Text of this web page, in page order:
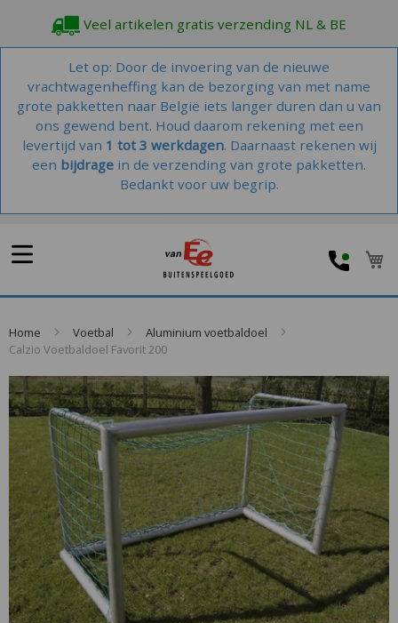
Veel artikelen gratis verzending NL & BE
Let op: Door de invoering van de nieuwe
vrachtwagenheffing kan de bezorging van met name
grote pakketten naar België iets langer duren dan u van
ons gewend bent. Houd daarom rekening met een
levertijd van 1 tot 3 werkdagen. Daarnaast rekenen wij
een bijdrage in de verzending van grote pakketten.
Bedankt voor uw begrip.
Home Voetbal
Aluminium voetbaldoel
Calzio Voetbaldoel Favorit 200
Skip
to
the
end
of
the
images
gallery